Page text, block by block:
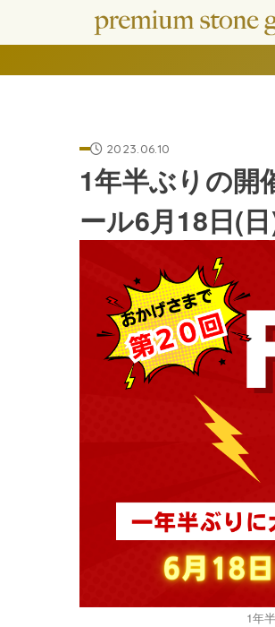
2023.06.10
1年半ぶりの開
ール6月18日(
1年